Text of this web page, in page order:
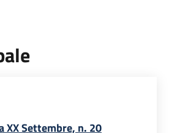
XX Settembre, n. 20